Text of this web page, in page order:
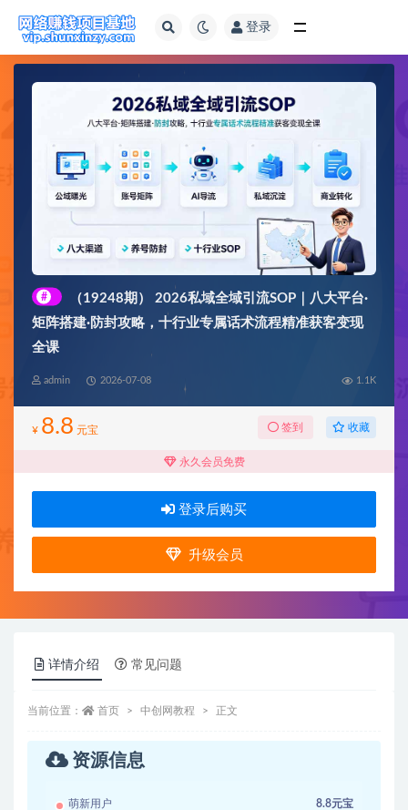
登录
#
（19248期） 2026私域全域引流SOP｜八大平台·
矩阵搭建·防封攻略，十行业专属话术流程精准获客变现
全课
admin 2026-07-08 1.1K
¥ 8.8 元宝 签到 收藏
永久会员免费
登录后购买
升级会员
详情介绍 常见问题
当前位置： 首页 中创网教程 正文
资源信息
萌新用户 8.8元宝